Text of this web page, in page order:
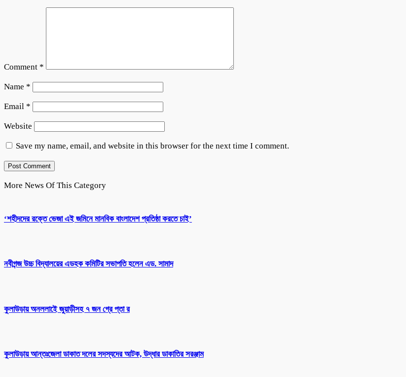
Comment *
Name *
Email *
Website
Save my name, email, and website in this browser for the next time I comment.
More News Of This Category
‘শহীদদের রক্তে ভেজা এই জমিনে মানবিক বাংলাদেশ প্রতিষ্ঠা করতে চাই’
নবীগন্জ উচ্চ বিদ্যালয়ের এডহক কমিটির সভাপতি হলেন এড. সামাদ
কুলাউড়ায় অনললাইে জুয়াড়ীসহ ৭ জন গ্রে প্তা র
কুলাউড়ায় আন্তঃজেলা ডাকাত দলের সদস্যদের আটক, উদ্ধার ডাকাতির সরঞ্জাম